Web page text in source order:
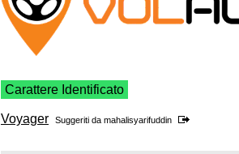
Carattere Identificato
Voyager Suggeriti da mahalisyarifuddin